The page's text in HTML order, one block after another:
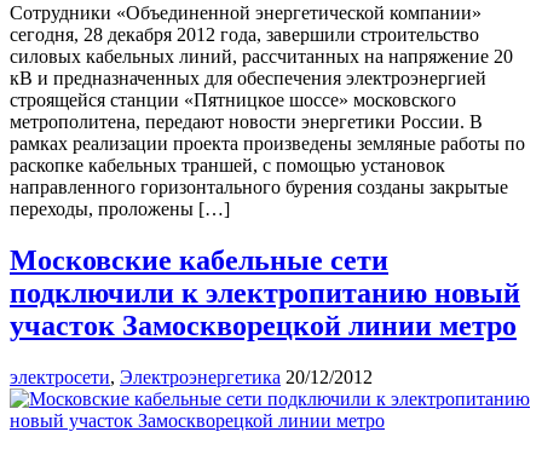
Сотрудники «Объединенной энергетической компании»
сегодня, 28 декабря 2012 года, завершили строительство
силовых кабельных линий, рассчитанных на напряжение 20
кВ и предназначенных для обеспечения электроэнергией
строящейся станции «Пятницкое шоссе» московского
метрополитена, передают новости энергетики России. В
рамках реализации проекта произведены земляные работы по
раскопке кабельных траншей, с помощью установок
направленного горизонтального бурения созданы закрытые
переходы, проложены […]
Московские кабельные сети
подключили к электропитанию новый
участок Замоскворецкой линии метро
электросети, Электроэнергетика 20/12/2012